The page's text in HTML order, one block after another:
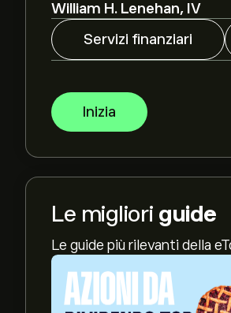
William H. Lenehan, IV
Servizi finanziari
Inizia
Le migliori guide
Le guide più rilevanti della